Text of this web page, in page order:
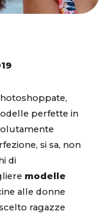
perfette in
si sa, non
di
modelle
alle donne
ragazze